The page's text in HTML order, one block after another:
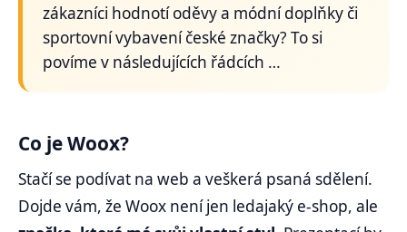
zákazníci hodnotí oděvy a módní doplňky či
sportovní vybavení české značky? To si
povíme v následujících řádcích …
Co je Woox?
Stačí se podívat na web a veškerá psaná sdělení.
Dojde vám, že Woox není jen ledajaký e-shop, ale